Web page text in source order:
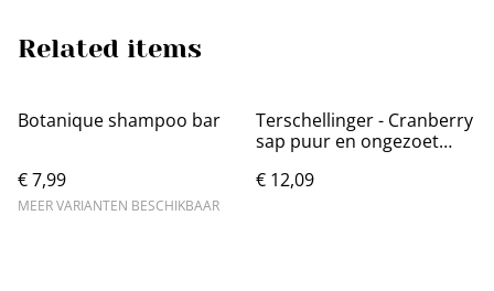
Related items
Botanique shampoo bar
€ 7,99
MEER VARIANTEN BESCHIKBAAR
Terschellinger - Cranberry
sap puur en ongezoet
€ 12,09